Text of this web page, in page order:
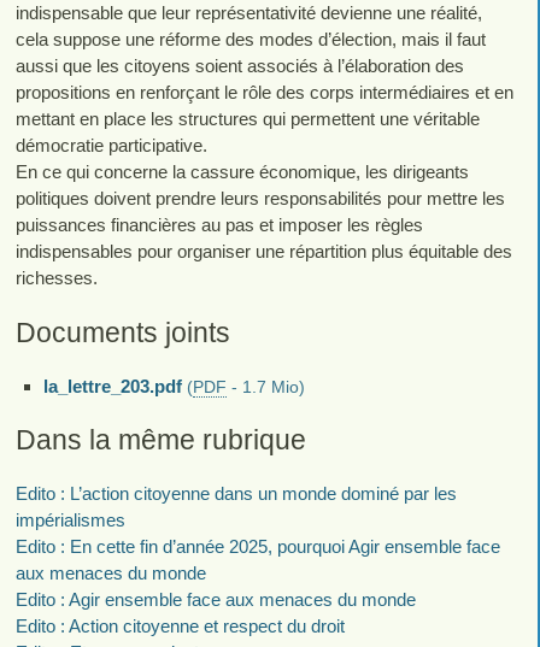
indispensable que leur représentativité devienne une réalité,
cela suppose une réforme des modes d’élection, mais il faut
aussi que les citoyens soient associés à l’élaboration des
propositions en renforçant le rôle des corps intermédiaires et en
mettant en place les structures qui permettent une véritable
démocratie participative.
En ce qui concerne la cassure économique, les dirigeants
politiques doivent prendre leurs responsabilités pour mettre les
puissances financières au pas et imposer les règles
indispensables pour organiser une répartition plus équitable des
richesses.
Documents joints
la_lettre_203.pdf (PDF - 1.7 Mio)
Dans la même rubrique
Edito : L’action citoyenne dans un monde dominé par les
impérialismes
Edito : En cette fin d’année 2025, pourquoi Agir ensemble face
aux menaces du monde
Edito : Agir ensemble face aux menaces du monde
Edito : Action citoyenne et respect du droit